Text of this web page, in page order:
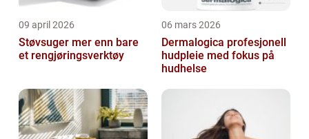
09 april 2026
Støvsuger mer enn bare
et rengjøringsverktøy
06 mars 2026
Dermalogica profesjonell
hudpleie med fokus på
hudhelse